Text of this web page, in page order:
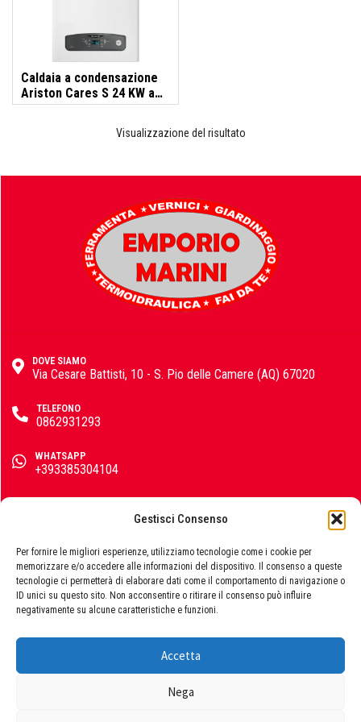
Gestisci Consenso
Per fornire le migliori esperienze, utilizziamo tecnologie come i cookie per
memorizzare e/o accedere alle informazioni del dispositivo. Il consenso a queste
tecnologie ci permetterà di elaborare dati come il comportamento di navigazione o
ID unici su questo sito. Non acconsentire o ritirare il consenso può influire
negativamente su alcune caratteristiche e funzioni.
Accetta
Nega
Caldaia a condensazione
Ariston Cares S 24 KW a
metano o gpl
Visualizzazione del risultato
DOVE SIAMO
Via Cesare Battisti, 10 - S. Pio delle Camere (AQ) 67020
TELEFONO
0862931293
WHATSAPP
+393385304104
info@emporiomarini.com
SEGUICI SUI SOCIAL
© 2026 Emporio Marini s.r.l., P.IVA 01729060663. Powered by
Publipress srl
Vernici
Hobby e fai da te
Ferramenta
Materiale Elettrico
Soffiatori
Tagliaerba
Bongioanni
Campagnola
Carinci
CBE Elettrodomestici
Colorificio Abruzzese
Femi